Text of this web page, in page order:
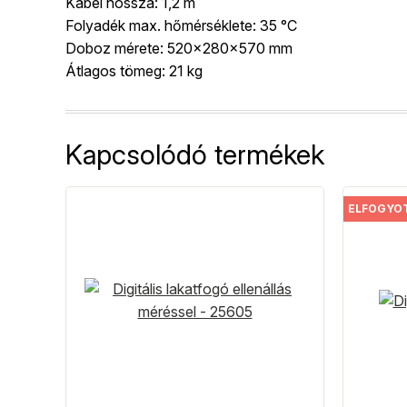
Folyadék max. hőmérséklete: 35 °C
Doboz mérete: 520x280x570 mm
Átlagos tömeg: 21 kg
Kapcsolódó termékek